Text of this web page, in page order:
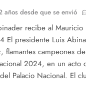
años desde que se envió
recibe al
El presidente Luis
flamantes campeones
2024, en un acto
Palacio Nacional. El